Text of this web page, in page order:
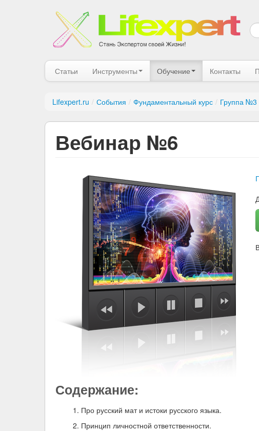
Статьи Инструменты Обучение Контакты
Lifexpert.ru / События / Фундаментальный курс / Группа №3
Вебинар №6
Содержание:
Про русский мат и истоки русского языка.
Принцип личностной ответственности.